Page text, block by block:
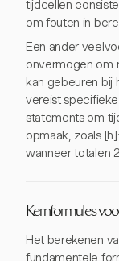
tijdcellen
om fouten in
Een ander
onvermogen om
kan gebeuren bij
vereist
statements om
opmaak, zoals
wanneer totalen
Kernformules
Het berekenen
fundamentele